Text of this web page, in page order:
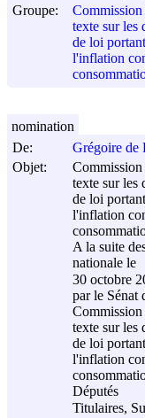
Groupe:
Commission
texte sur les
de loi
l'inflation
De:
Grégoire de
Objet:
Commission
texte sur les
de loi
l'inflation
A la suite
nationale le
30 octobre
par le Sénat
Commission
texte sur les
de loi
l'inflation
Députés
Titulaires,
nomination